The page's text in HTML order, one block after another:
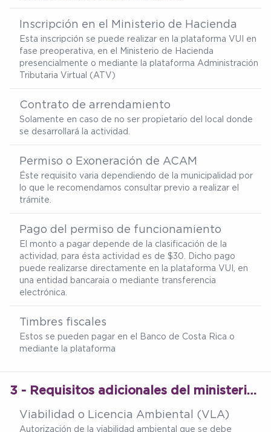
Inscripción en el Ministerio de Hacienda
Esta inscripción se puede realizar en la plataforma VUI en
fase preoperativa, en el Ministerio de Hacienda
presencialmente o mediante la plataforma Administración
Tributaria Virtual (ATV)
Contrato de arrendamiento
Solamente en caso de no ser propietario del local donde
se desarrollará la actividad.
Permiso o Exoneración de ACAM
Éste requisito varia dependiendo de la municipalidad por
lo que le recomendamos consultar previo a realizar el
trámite.
Pago del permiso de funcionamiento
El monto a pagar depende de la clasificación de la
actividad, para ésta actividad es de $30. Dicho pago
puede realizarse directamente en la plataforma VUI, en
una entidad bancaraia o mediante transferencia
electrónica.
Timbres fiscales
Estos se pueden pagar en el Banco de Costa Rica o
mediante la plataforma
3 - Requisitos adicionales del ministerio de salud
Viabilidad o Licencia Ambiental (VLA)
Autorización de la viabilidad ambiental que se debe